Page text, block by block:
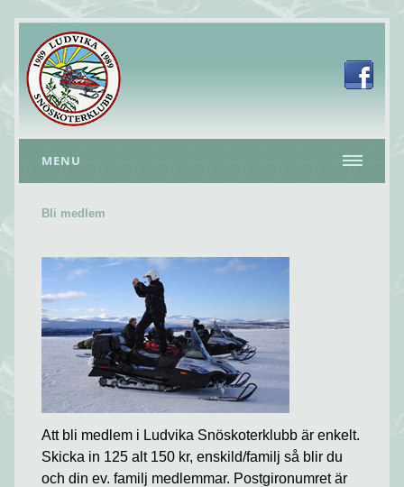
MENU
Bli medlem
Att bli medlem i Ludvika Snöskoterklubb är enkelt.
Skicka in 125 alt 150 kr, enskild/familj så blir du
och din ev. familj medlemmar. Postgironumret är